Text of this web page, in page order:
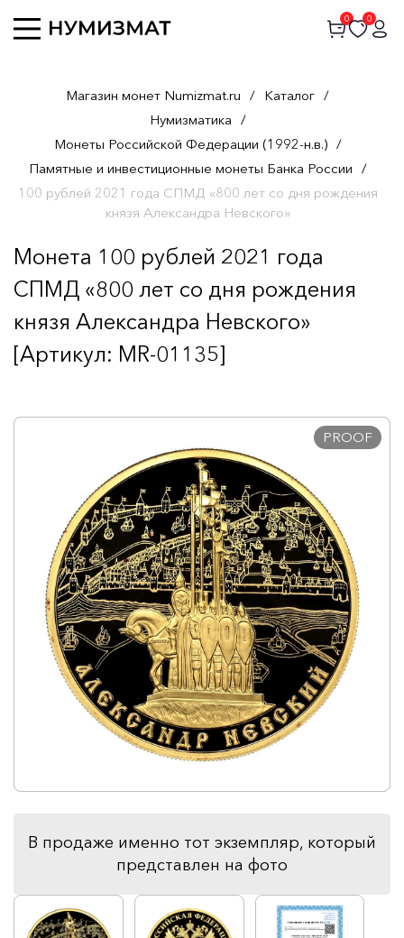
0 0
Магазин монет Numizmat.ru / Каталог /
Нумизматика /
Монеты Российской Федерации (1992-н.в.) /
Памятные и инвестиционные монеты Банка России /
100 рублей 2021 года СПМД «800 лет со дня рождения
князя Александра Невского»
Монета 100 рублей 2021 года
СПМД «800 лет со дня рождения
князя Александра Невского»
[Артикул: MR-01135]
PROOF
В продаже именно тот экземпляр, который
представлен на фото